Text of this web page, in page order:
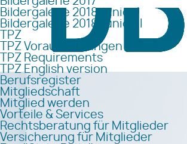
Bildergalerie 2018 Junior I
Bildergalerie 2018 Junior II
TPZ
TPZ Voraussetzungen
TPZ Requirements
TPZ English version
Berufsregister
Mitgliedschaft
Mitglied werden
Vorteile & Services
Rechtsberatung für Mitglieder
Versicherung für Mitglieder